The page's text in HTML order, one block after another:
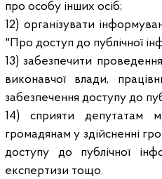
про особу інших осіб;
12) організувати
"Про доступ до публічної
13) забезпечити проведення
виконавчої влади,
забезпечення доступу до
14) сприяти депутатам
громадянам у здійсненні
доступу до публічної
експертизи тощо.